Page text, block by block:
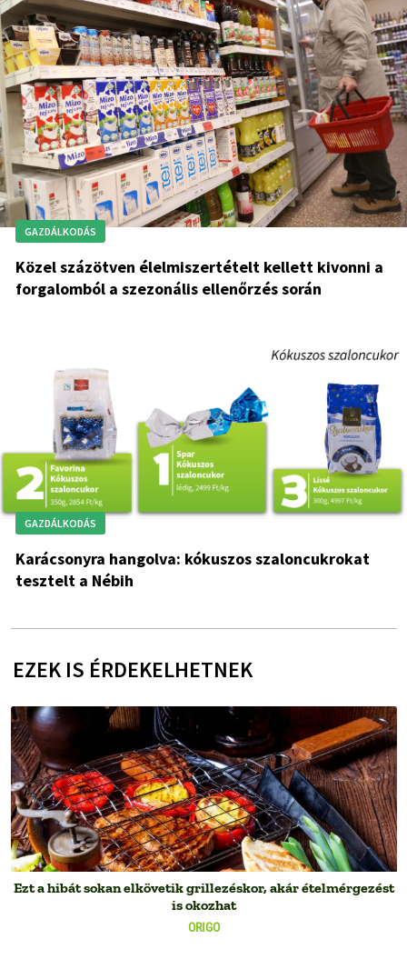
GAZDÁLKODÁS
Közel százötven élelmiszertételt kellett kivonni a
forgalomból a szezonális ellenőrzés során
GAZDÁLKODÁS
Karácsonyra hangolva: kókuszos szaloncukrokat
tesztelt a Nébih
EZEK IS ÉRDEKELHETNEK
ORIGO
Ezt a hibát sokan elkövetik grillezéskor, akár ételmérgezést
is okozhat